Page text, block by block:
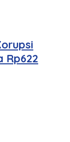
Rp622